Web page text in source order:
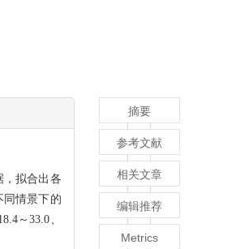
，拟合出各
同情景下的
～33.0、
摘要
参考文献
相关文章
编辑推荐
Metrics